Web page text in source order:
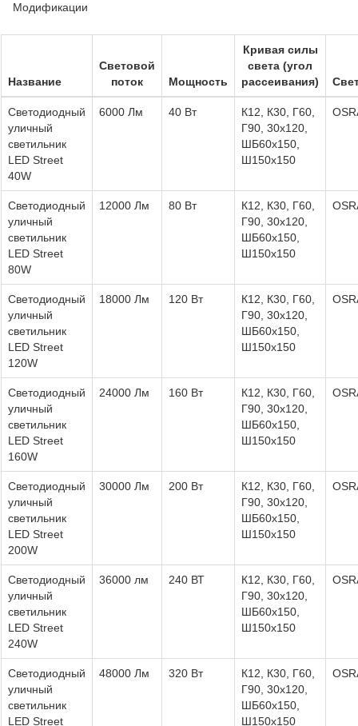
Модификации
Название
Световой
поток
Мощность
Кривая силы
света (угол
рассеивания)
Светодиодный
уличный
светильник
LED Street
40W
6000 Лм 40 Вт
К12, К30, Г60,
Г90, 30х120,
ШБ60х150,
Ш150х150
Светодиодный
уличный
светильник
LED Street
80W
12000 Лм 80 Вт
К12, К30, Г60,
Г90, 30х120,
ШБ60х150,
Ш150х150
Светодиодный
уличный
светильник
LED Street
120W
18000 Лм 120 Вт
К12, К30, Г60,
Г90, 30х120,
ШБ60х150,
Ш150х150
Светодиодный
уличный
светильник
LED Street
160W
24000 Лм 160 Вт
К12, К30, Г60,
Г90, 30х120,
ШБ60х150,
Ш150х150
Светодиодный
уличный
светильник
LED Street
200W
30000 Лм 200 Вт
К12, К30, Г60,
Г90, 30х120,
ШБ60х150,
Ш150х150
Светодиодный
уличный
светильник
LED Street
240W
36000 лм 240 ВТ
К12, К30, Г60,
Г90, 30х120,
ШБ60х150,
Ш150х150
Светодиодный
уличный
светильник
LED Street
48000 Лм 320 Вт
К12, К30, Г60,
Г90, 30х120,
ШБ60х150,
Ш150х150